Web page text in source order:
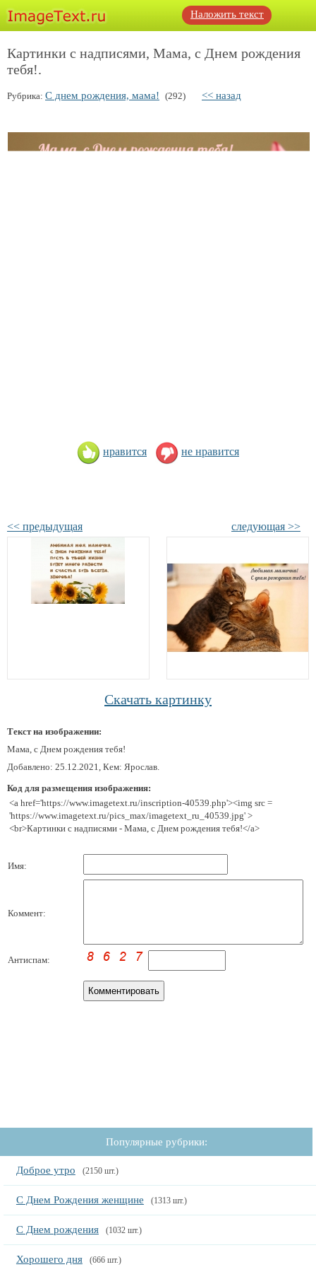
Наложить текст
Картинки с надписями, Мама, с Днем рождения
тебя!.
Рубрика: С днем рождения, мама! (292) << назад
нравится не нравится
<< предыдущая следующая >>
Скачать картинку
Текст на изображении:
Мама, с Днем рождения тебя!
Добавлено: 25.12.2021, Кем: Ярослав.
Код для размещения изображения:
<a href='https://www.imagetext.ru/inscription-40539.php'><img src =
'https://www.imagetext.ru/pics_max/imagetext_ru_40539.jpg' >
<br>Картинки с надписями - Мама, с Днем рождения тебя!</a>
Имя:
Коммент:
Антиспам:
Популярные рубрики:
Доброе утро (2150 шт.)
С Днем Рождения женщине (1313 шт.)
С Днем рождения (1032 шт.)
Хорошего дня (666 шт.)